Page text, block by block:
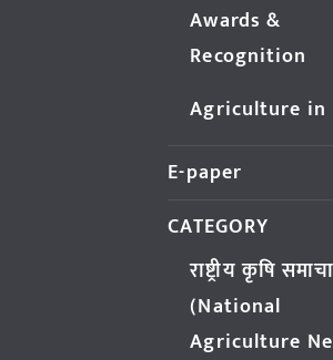
Awards &
Recognition
Agriculture in
E-paper
CATEGORY
राष्ट्रीय कृषि
(National
Agriculture